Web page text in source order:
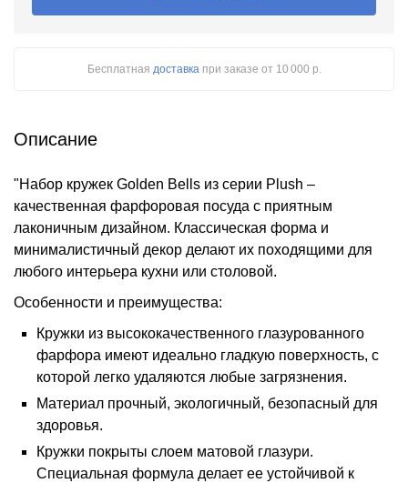
Бесплатная доставкапри заказе от 10 000 р.
Описание
"Набор кружек Golden Bells из серии Plush –
качественная фарфоровая посуда с приятным
лаконичным дизайном. Классическая форма и
минималистичный декор делают их походящими для
любого интерьера кухни или столовой.
Особенности и преимущества:
Кружки из высококачественного глазурованного
фарфора имеют идеально гладкую поверхность, с
которой легко удаляются любые загрязнения.
Материал прочный, экологичный, безопасный для
здоровья.
Кружки покрыты слоем матовой глазури.
Специальная формула делает ее устойчивой к